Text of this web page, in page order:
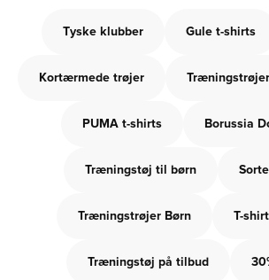
Tyske klubber Gule t-shirts
Kortærmede trøjer Træningstrøjer
PUMA t-shirts Borussia
Træningstøj til børn
Træningstrøjer Børn T-
Træningstøj på tilbud